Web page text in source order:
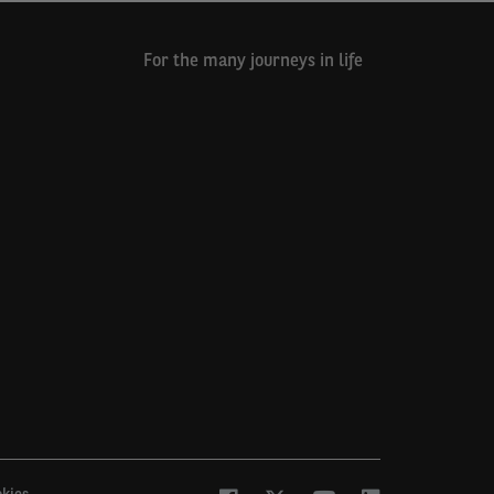
For the many journeys in life